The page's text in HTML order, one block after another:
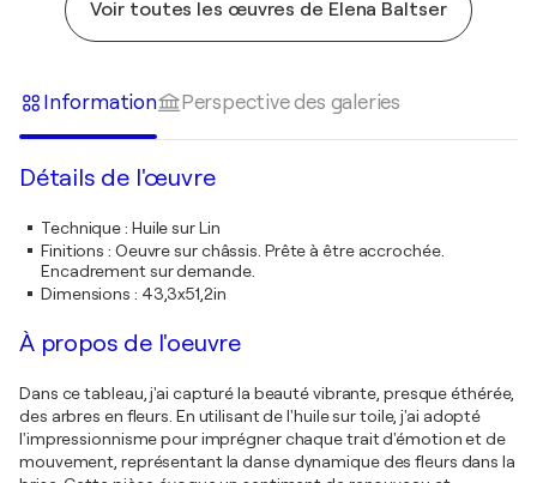
Voir toutes les œuvres de Elena Baltser
Information Perspective des galeries
Détails de l'œuvre
Technique: Huile sur Lin
Finitions : Oeuvre sur châssis. Prête à être accrochée.
Encadrement sur demande.
Dimensions : 43,3x51,2in
À propos de l'oeuvre
Dans ce tableau, j'ai capturé la beauté vibrante, presque éthérée,
des arbres en fleurs. En utilisant de l'huile sur toile, j'ai adopté
l'impressionnisme pour imprégner chaque trait d'émotion et de
mouvement, représentant la danse dynamique des fleurs dans la